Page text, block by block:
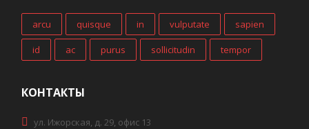
arcu quisque in vulputate sapien
id ac purus sollicitudin tempor
КОНТАКТЫ
ул. Ижорская, д. 29, офис 13